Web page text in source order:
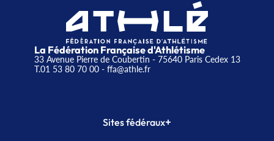
La Fédération Française d'Athlétisme
33 Avenue Pierre de Coubertin - 75640 Paris Cedex 13
T.01 53 80 70 00- ffa@athle.fr
Sites fédéraux+